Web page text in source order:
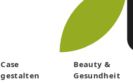
Case
gestalten
Beauty &
Gesundheit